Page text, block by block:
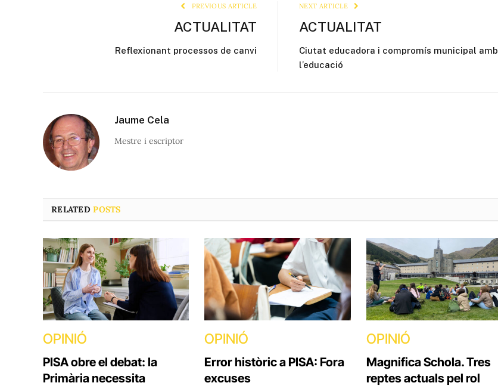
PREVIOUS ARTICLE
ACTUALITAT
Reflexionant processos de canvi
NEXT ARTICLE
ACTUALITAT
Ciutat educadora i compromís municipal amb
l’educació
Jaume Cela
Mestre i escriptor
RELATEDPOSTS
OPINIÓ
PISA obre el debat: la
Primària necessita
OPINIÓ
Error històric a PISA: Fora
excuses
OPINIÓ
Magnifica Schola. Tres
reptes actuals pel rol